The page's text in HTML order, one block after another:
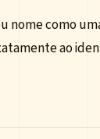
nome como
ao